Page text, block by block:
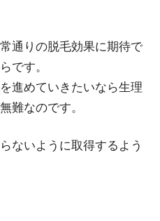
通りの脱毛効果に期待で
です。
進めていきたいなら生理
難なのです。
ないように取得するよう